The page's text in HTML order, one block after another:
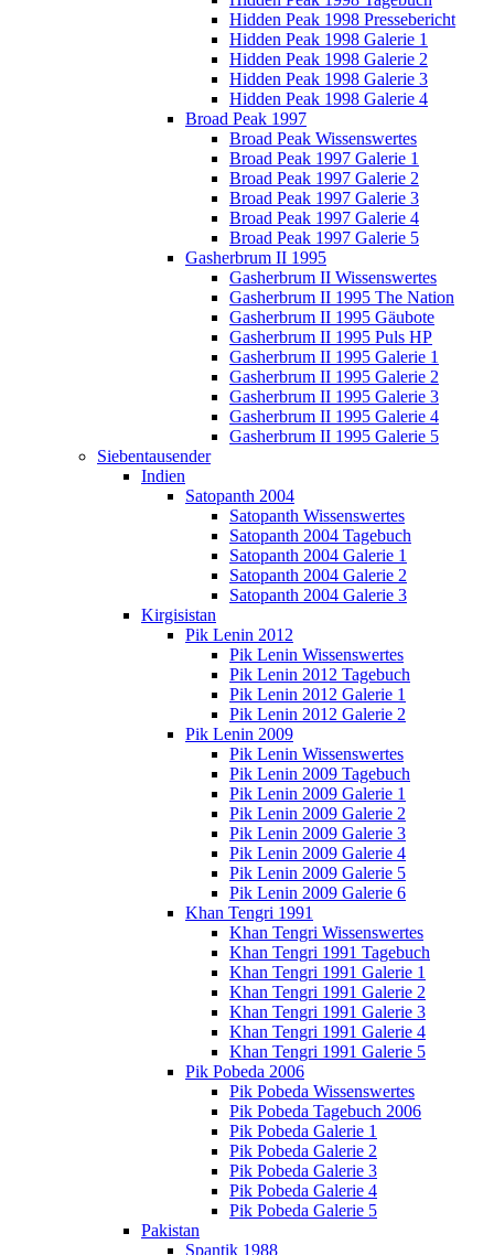
Hidden Peak 1998 Pressebericht
Hidden Peak 1998 Galerie 1
Hidden Peak 1998 Galerie 2
Hidden Peak 1998 Galerie 3
Hidden Peak 1998 Galerie 4
Broad Peak 1997
Broad Peak Wissenswertes
Broad Peak 1997 Galerie 1
Broad Peak 1997 Galerie 2
Broad Peak 1997 Galerie 3
Broad Peak 1997 Galerie 4
Broad Peak 1997 Galerie 5
Gasherbrum II 1995
Gasherbrum II Wissenswertes
Gasherbrum II 1995 The Nation
Gasherbrum II 1995 Gäubote
Gasherbrum II 1995 Puls HP
Gasherbrum II 1995 Galerie 1
Gasherbrum II 1995 Galerie 2
Gasherbrum II 1995 Galerie 3
Gasherbrum II 1995 Galerie 4
Gasherbrum II 1995 Galerie 5
Siebentausender
Indien
Satopanth 2004
Satopanth Wissenswertes
Satopanth 2004 Tagebuch
Satopanth 2004 Galerie 1
Satopanth 2004 Galerie 2
Satopanth 2004 Galerie 3
Kirgisistan
Pik Lenin 2012
Pik Lenin Wissenswertes
Pik Lenin 2012 Tagebuch
Pik Lenin 2012 Galerie 1
Pik Lenin 2012 Galerie 2
Pik Lenin 2009
Pik Lenin Wissenswertes
Pik Lenin 2009 Tagebuch
Pik Lenin 2009 Galerie 1
Pik Lenin 2009 Galerie 2
Pik Lenin 2009 Galerie 3
Pik Lenin 2009 Galerie 4
Pik Lenin 2009 Galerie 5
Pik Lenin 2009 Galerie 6
Khan Tengri 1991
Khan Tengri Wissenswertes
Khan Tengri 1991 Tagebuch
Khan Tengri 1991 Galerie 1
Khan Tengri 1991 Galerie 2
Khan Tengri 1991 Galerie 3
Khan Tengri 1991 Galerie 4
Khan Tengri 1991 Galerie 5
Pik Pobeda 2006
Pik Pobeda Wissenswertes
Pik Pobeda Tagebuch 2006
Pik Pobeda Galerie 1
Pik Pobeda Galerie 2
Pik Pobeda Galerie 3
Pik Pobeda Galerie 4
Pik Pobeda Galerie 5
Pakistan
Spantik 1988